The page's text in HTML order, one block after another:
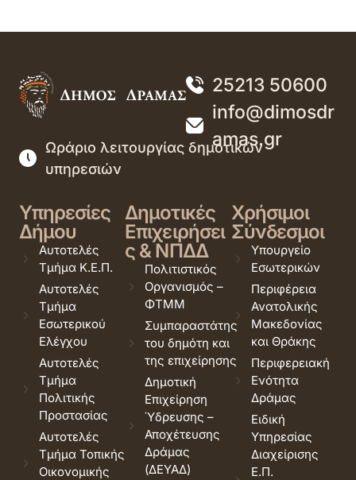
25213 50600
info@dimosdr
amas.gr
Ωράριο λειτουργίας δημοτικών
υπηρεσιών
Υπηρεσίες
Δήμου
Αυτοτελές
Τμήμα Κ.Ε.Π.
Αυτοτελές
Τμήμα
Εσωτερικού
Ελέγχου
Αυτοτελές
Τμήμα
Πολιτικής
Προστασίας
Αυτοτελές
Τμήμα Τοπικής
Οικονομικής
Δημοτικές
Επιχειρήσει
ς & ΝΠΔΔ
Πολιτιστικός
Οργανισμός –
ΦΤΜΜ
Συμπαραστάτης
του δημότη και
της επιχείρησης
Δημοτική
Επιχείρηση
Ύδρευσης –
Αποχέτευσης
Δράμας
(ΔΕΥΑΔ)
Χρήσιμοι
Σύνδεσμοι
Υπουργείο
Εσωτερικών
Περιφέρεια
Ανατολικής
Μακεδονίας
και Θράκης
Περιφερειακή
Ενότητα
Δράμας
Ειδική
Υπηρεσίας
Διαχείρισης
Ε.Π.